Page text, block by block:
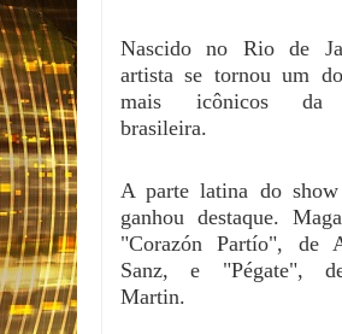
Nascido no Rio de
artista se tornou um
mais icônicos da
brasileira.
A parte latina do show
ganhou destaque.
"Corazón Partío", de
Sanz, e "Pégate",
Martin.